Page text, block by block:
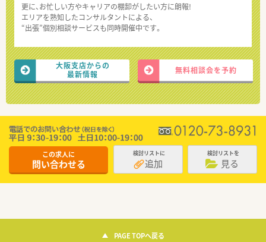
更に、お忙しい方やキャリアの棚卸がしたい方に朗報!
エリアを熟知したコンサルタントによる、
“出張”個別相談サービスも同時開催中です。
大阪支店からの
最新情報
無料相談会を予約
この求人に
問い合わせる
検討リストに
追加
検討リストを
見る
PAGE TOPへ戻る